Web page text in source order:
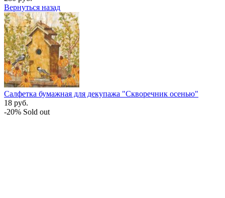
Вернуться назад
Салфетка бумажная для декупажа "Скворечник осенью"
18 руб.
-20% Sold out